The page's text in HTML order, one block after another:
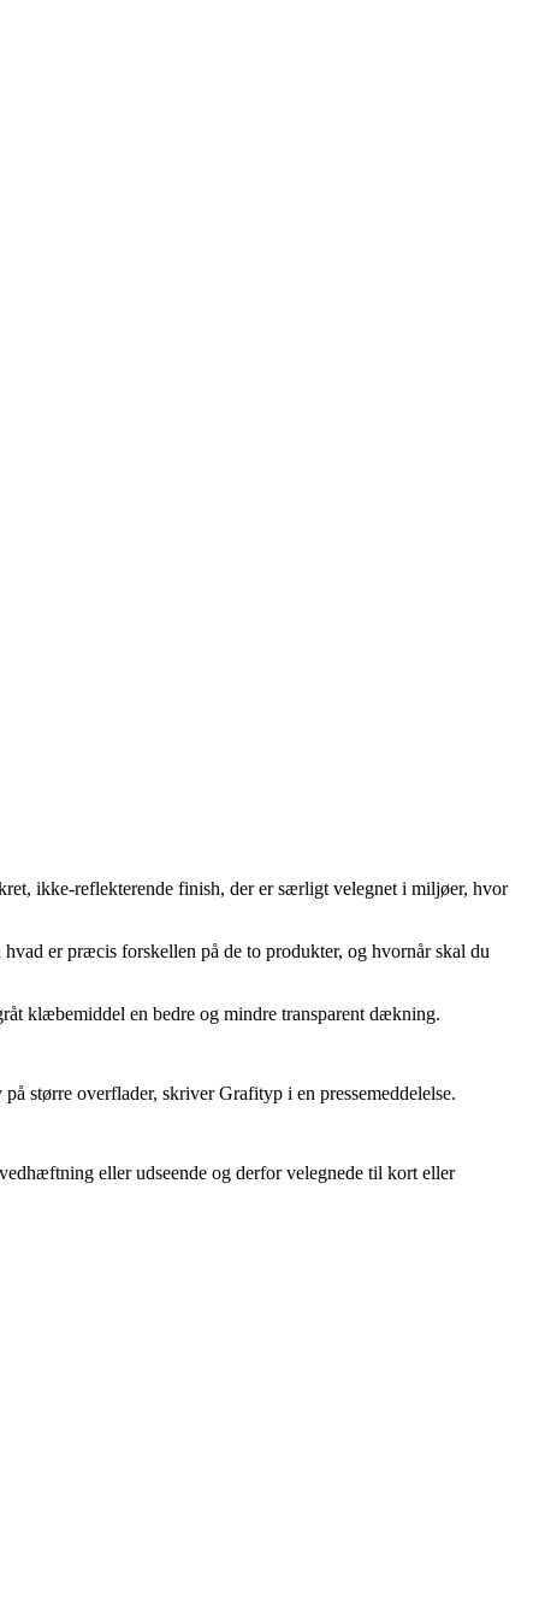
ikke-reflekterende finish, der er særligt velegnet i miljøer, hvor
er præcis forskellen på de to produkter, og hvornår skal du
klæbemiddel en bedre og mindre transparent dækning.
større overflader, skriver Grafityp i en pressemeddelelse.
eller udseende og derfor velegnede til kort eller